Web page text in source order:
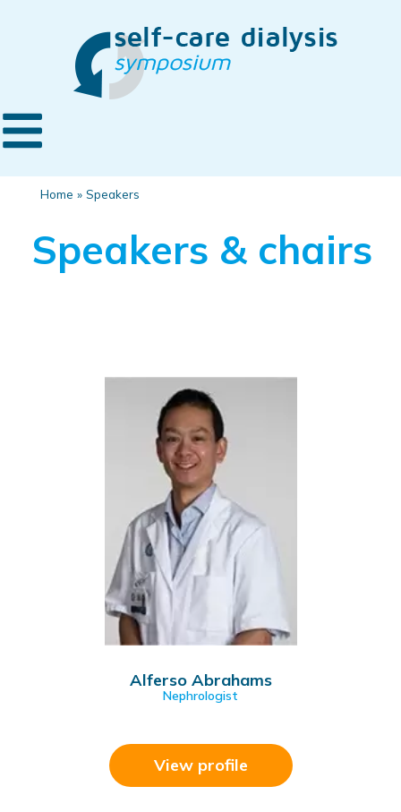
Home » Speakers
Speakers & chairs
Alferso Abrahams
Nephrologist
View profile